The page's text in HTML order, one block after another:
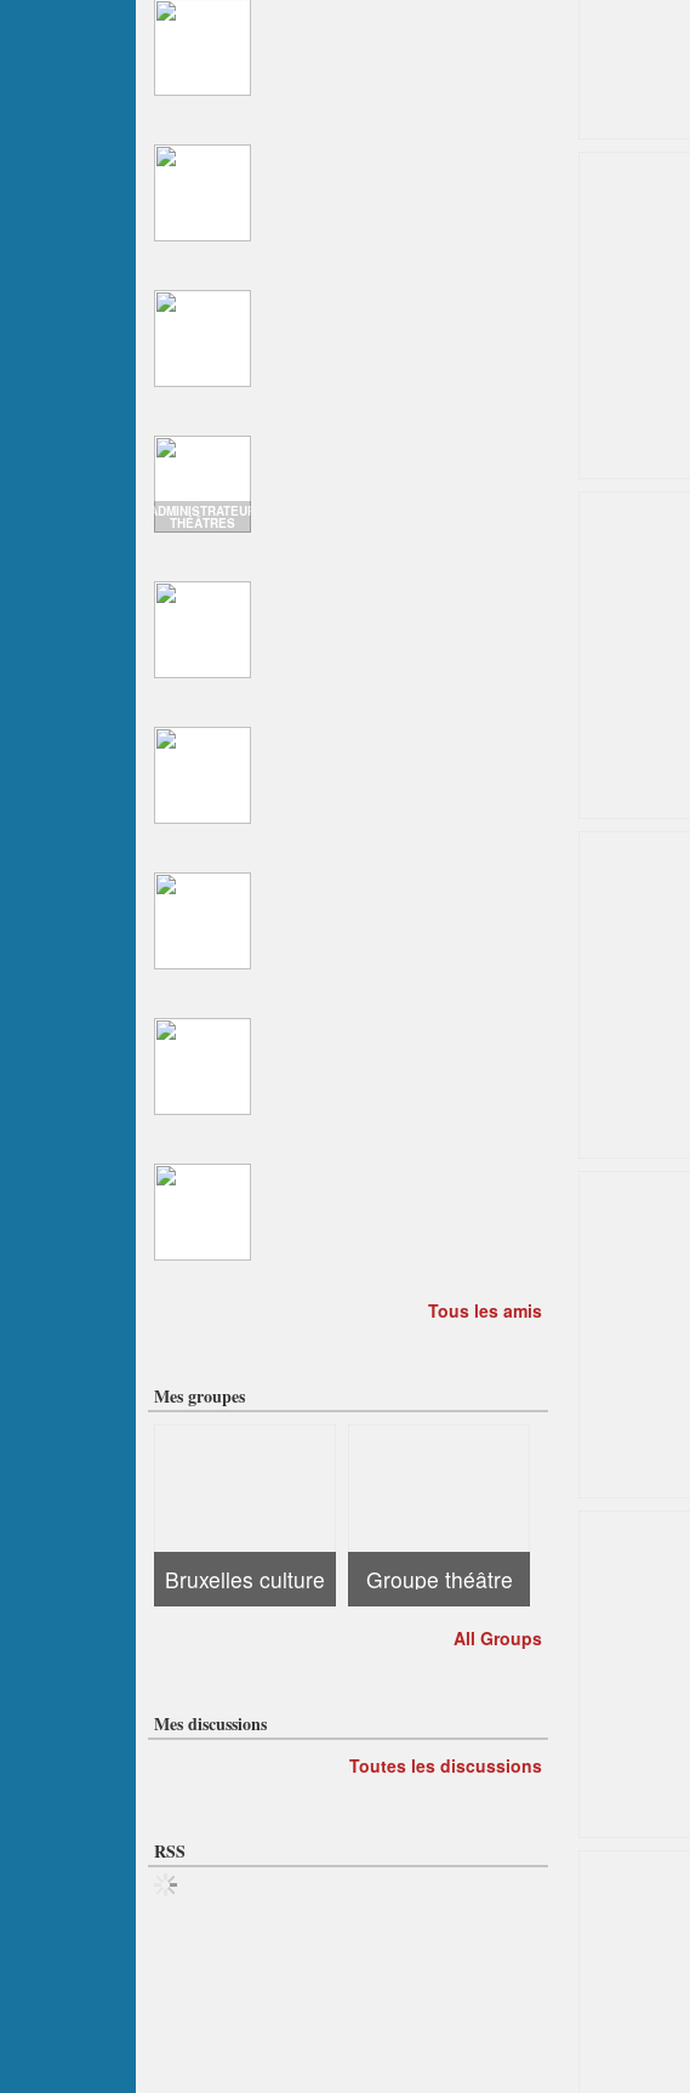
ADMINISTRATEUR
THÉÂTRES
Tous les amis
Mes groupes
Bruxelles culture Groupe théâtre
All Groups
Mes discussions
Toutes les discussions
RSS